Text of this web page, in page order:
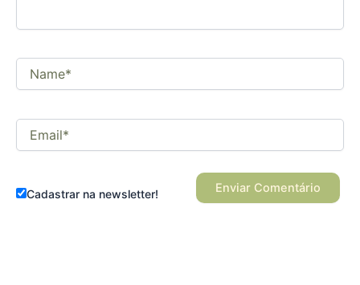
Name*
Email*
Cadastrar na newsletter!